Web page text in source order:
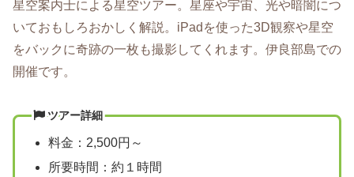
星空案内士による星空ツアー。星座や宇宙、光や暗闇につ
いておもしろおかしく解説。iPadを使った3D観察や星空
をバックに奇跡の一枚も撮影してくれます。伊良部島での
開催です。
ツアー詳細
料金：2,500円～
所要時間：約１時間